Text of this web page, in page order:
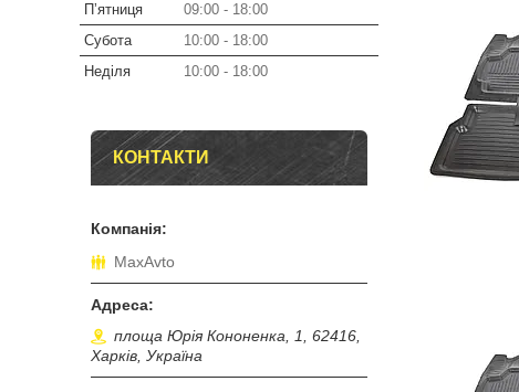
Пʼятниця
09:00
18:00
Субота
10:00
18:00
Неділя
10:00 18:00
КОНТАКТИ
MaxAvto
площа Юрія Кононенка, 1, 62416,
Харків, Україна